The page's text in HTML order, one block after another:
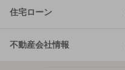
住宅ローン
不動産会社情報